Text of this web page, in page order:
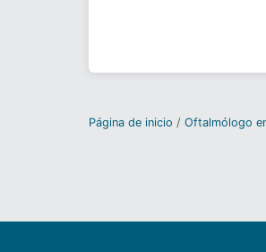
Página de inicio Oftalmólogo